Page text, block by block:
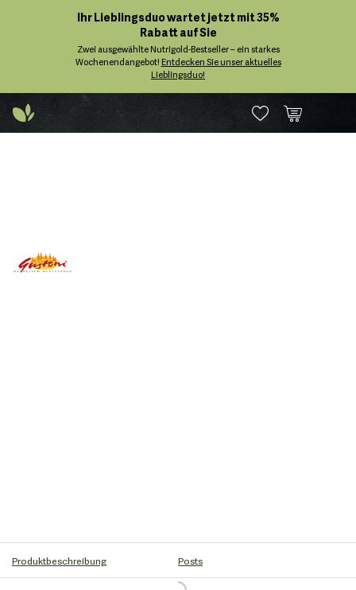
Ihr Lieblingsduo wartet jetzt mit 35%
Rabatt auf Sie
Zwei ausgewählte Nutrigold-Bestseller – ein starkes
Wochenendangebot! Entdecken Sie unser aktuelles
Lieblingsduo!
Produktbeschreibung Posts